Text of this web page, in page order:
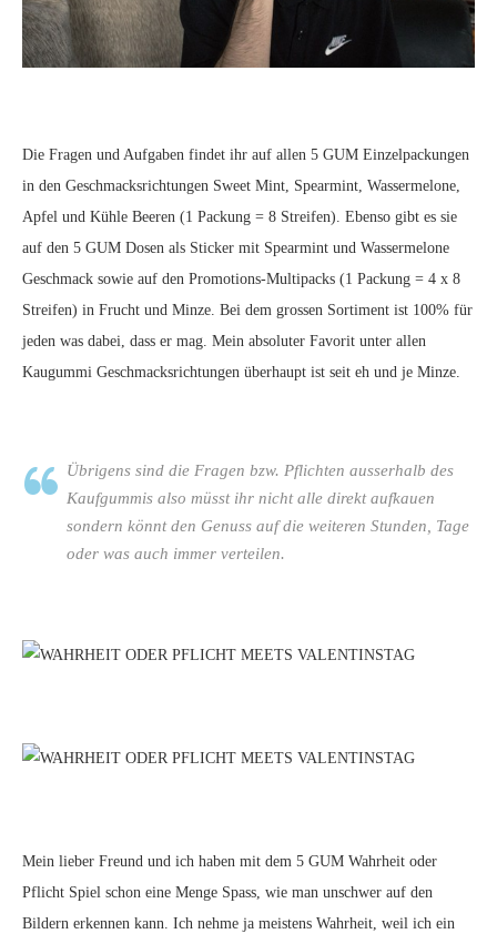
Die Fragen und Aufgaben findet ihr auf allen 5 GUM Einzelpackungen
in den Geschmacksrichtungen Sweet Mint, Spearmint, Wassermelone,
Apfel und Kühle Beeren (1 Packung = 8 Streifen). Ebenso gibt es sie
auf den 5 GUM Dosen als Sticker mit Spearmint und Wassermelone
Geschmack sowie auf den Promotions-Multipacks (1 Packung = 4 x 8
Streifen) in Frucht und Minze. Bei dem grossen Sortiment ist 100% für
jeden was dabei, dass er mag. Mein absoluter Favorit unter allen
Kaugummi Geschmacksrichtungen überhaupt ist seit eh und je Minze.
Übrigens sind die Fragen bzw. Pflichten ausserhalb des
Kaufgummis also müsst ihr nicht alle direkt aufkauen
sondern könnt den Genuss auf die weiteren Stunden, Tage
oder was auch immer verteilen.
Mein lieber Freund und ich haben mit dem 5 GUM Wahrheit oder
Pflicht Spiel schon eine Menge Spass, wie man unschwer auf den
Bildern erkennen kann. Ich nehme ja meistens Wahrheit, weil ich ein